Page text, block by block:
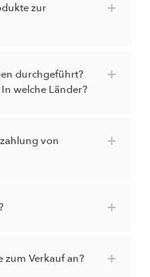
zur
durchgeführt?
welche Länder?
von
zum Verkauf an?